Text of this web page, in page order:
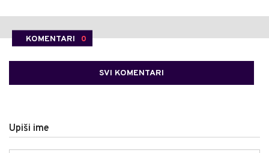
KOMENTARI 0
SVI KOMENTARI
Upiši ime